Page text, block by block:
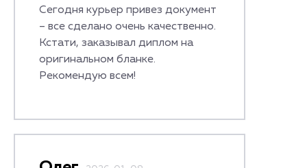
Сегодня курьер привез документ
– все сделано очень качественно.
Кстати, заказывал диплом на
оригинальном бланке.
Рекомендую всем!